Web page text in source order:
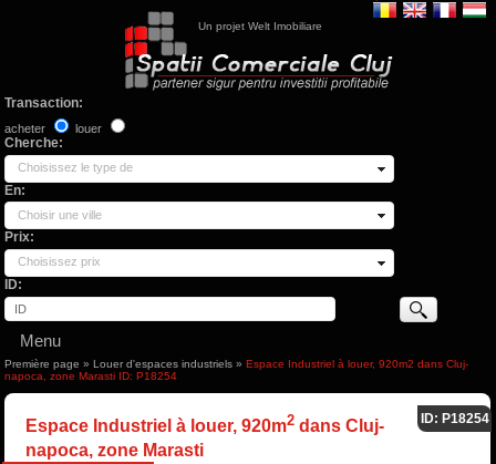
Un projet Welt Imobiliare
Transaction:
acheter louer
Cherche:
Choisissez le type de
En:
Choisir une ville
Prix:
Choisissez prix
ID:
Menu
Première page » Louer d'espaces industriels » Espace Industriel à louer, 920m2 dans Cluj-
napoca, zone Marasti ID: P18254
Espace Industriel à louer, 920m2dans Cluj-
napoca, zone Marasti
ID: P18254